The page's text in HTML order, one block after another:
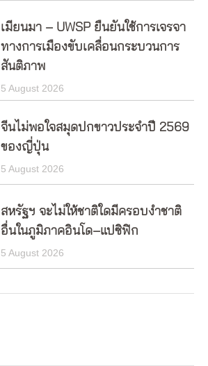
เมียนมา – UWSP ยืนยันใช้การเจรจา
ทางการเมืองขับเคลื่อนกระบวนการ
สันติภาพ
5 August 2026
จีนไม่พอใจสมุดปกขาวประจำปี 2569
ของญี่ปุ่น
5 August 2026
สหรัฐฯ จะไม่ให้ชาติใดมีครอบงำชาติ
อื่นในภูมิภาคอินโด–แปซิฟิก
5 August 2026